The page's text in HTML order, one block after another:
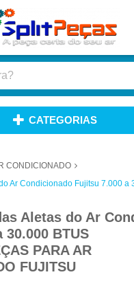
CATEGORIAS
CONDICIONADO
Ar Condicionado Fujitsu 7.000 a
Aletas do Ar
30.000 BTUS
PARA AR
FUJITSU